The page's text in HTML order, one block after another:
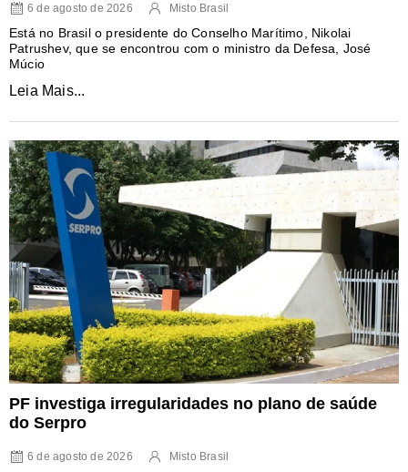
6 de agosto de 2026 Misto Brasil
Está no Brasil o presidente do Conselho Marítimo, Nikolai
Patrushev, que se encontrou com o ministro da Defesa, José
Múcio
Leia Mais...
PF investiga irregularidades no plano de saúde
do Serpro
6 de agosto de 2026 Misto Brasil